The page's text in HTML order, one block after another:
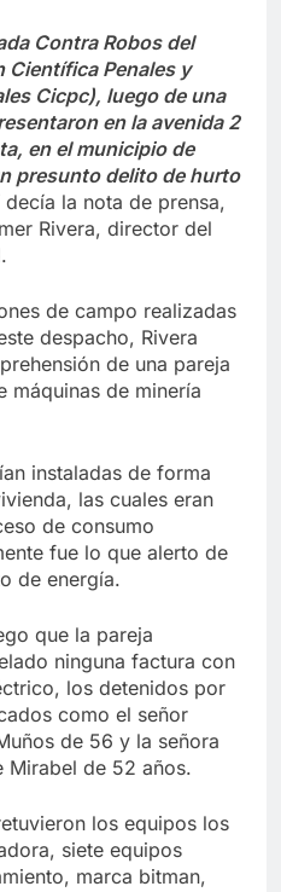
Contra Robos del
Científica Penales y
Cicpc), luego de una
en la avenida 2
en el municipio de
presunto delito de hurto
la nota de prensa,
Rivera, director del
de campo realizadas
despacho, Rivera
de una pareja
máquinas de minería
instaladas de forma
las cuales eran
de consumo
fue lo que alerto de
de energía.
que la pareja
ninguna factura con
los detenidos por
como el señor
de 56 y la señora
Mirabel de 52 años.
los equipos los
siete equipos
marca bitman,